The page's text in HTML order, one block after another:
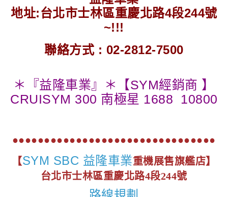
地址:台北市士林區重慶北路4段244號
~!!!
聯絡方式 : 02-2812-7500
＊『益隆車業』＊【SYM經銷商 】
CRUISYM 300 南極星 1688 10800
●●●●●●●●●●●●●●●●●●●●●●●●●●●●●●●●
【SYM SBC 益隆車業重機展售旗艦店】
台北市士林區重慶北路4段244號